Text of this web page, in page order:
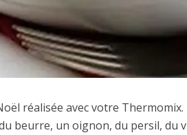
réalisée avec votre
du beurre, un oignon, du persil, du